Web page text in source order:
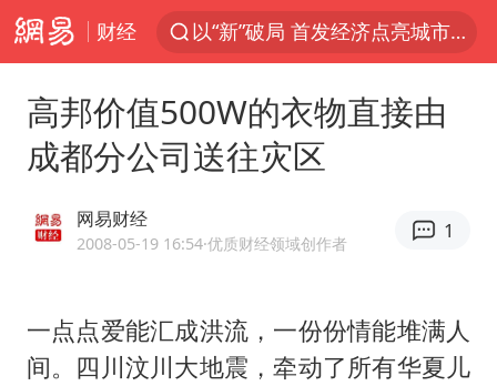
财经
以“新”破局 首发经济点亮城市消费活力
台风白海豚影响中国已成定局
看守所辅警收受10万获刑1年
U17国足1分钟轰2球
宇树科技发行价格150.80元/股
高邦价值500W的衣物直接由
成都分公司送往灾区
网易财经
2008-05-19 16:54·优质财经领域创作者
1
一点点爱能汇成洪流，一份份情能堆满人
间。四川汶川大地震，牵动了所有华夏儿